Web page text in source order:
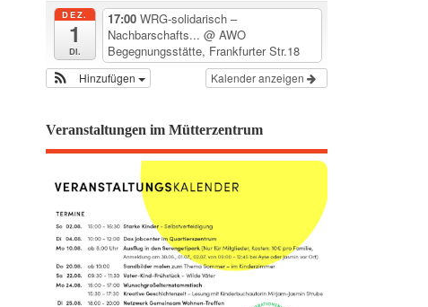
DEZ.
1
Di.
17:00 WRG-solidarisch –
Nachbarschafts... @ AWO
Begegnungsstätte, Frankfurter Str.18
Kalender anzeigen
Hinzufügen
Veranstaltungen im Mütterzentrum